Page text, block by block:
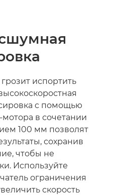
испортить
c помощью
мотора в сочетании
100 мм позволят
сохранив
чтобы не
Используйте
ограничения
скорость